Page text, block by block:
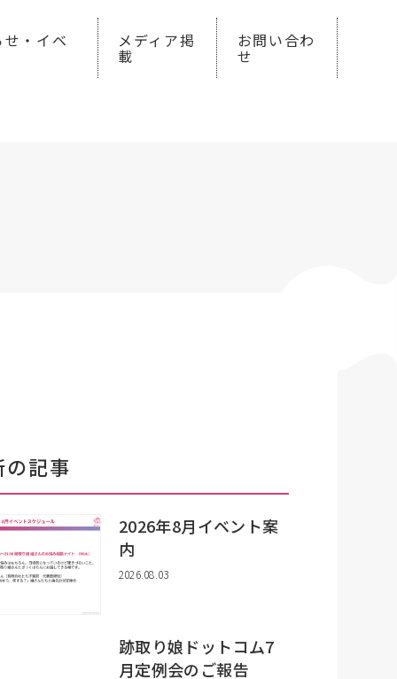
せ・イベ メディア掲
載
お問い合わ
せ
の記事
2026年8月イベント案
内
2026.08.03
跡取り娘ドットコム7
月定例会のご報告